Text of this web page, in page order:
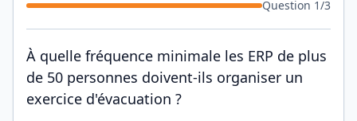
Question 1/3
À quelle fréquence minimale les ERP de plus
de 50 personnes doivent-ils organiser un
exercice d'évacuation ?